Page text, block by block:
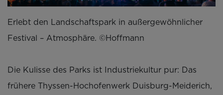
Erlebt den Landschaftspark in außergewöhnlicher
Festival – Atmosphäre. ©Hoffmann
Die Kulisse des Parks ist Industriekultur pur: Das
frühere Thyssen-Hochofenwerk Duisburg-Meiderich,